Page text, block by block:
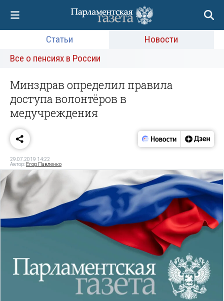
Статьи
Новости
Все о пенсиях в России
Минздрав определил правила
доступа волонтёров в
медучреждения
29.07.2019 14:22
Автор: Егор Павленко